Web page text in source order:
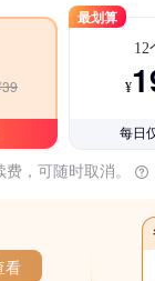
最划算
12
¥
每日
，可随时取消。
看